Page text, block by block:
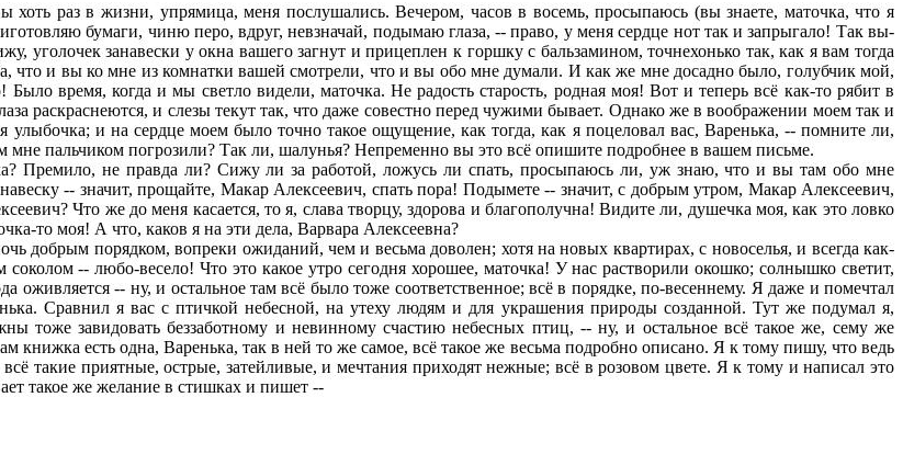
хоть раз в жизни, упрямица, меня послушались. Вечером, часов в восемь, просыпаюсь (вы знаете, маточка, что я
бумаги, чиню перо, вдруг, невзначай, подымаю глаза, -- право, у меня сердце нот так и запрыгало! Так вы-
уголочек занавески у окна вашего загнут и прицеплен к горшку с бальзамином, точнехонько так, как я вам тогда
что и вы ко мне из комнатки вашей смотрели, что и вы обо мне думали. И как же мне досадно было, голубчик мой,
время, когда и мы светло видели, маточка. Не радость старость, родная моя! Вот и теперь всё как-то рябит в
раскраснеются, и слезы текут так, что даже совестно перед чужими бывает. Однако же в воображении моем так и
улыбочка; и на сердце моем было точно такое ощущение, как тогда, как я поцеловал вас, Варенька, -- помните ли,
мне пальчиком погрозили? Так ли, шалунья? Непременно вы это всё опишите подробнее в вашем письме.
Премило, не правда ли? Сижу ли за работой, ложусь ли спать, просыпаюсь ли, уж знаю, что и вы там обо мне
-- значит, прощайте, Макар Алексеевич, спать пора! Подымете -- значит, с добрым утром, Макар Алексеевич,
Что же до меня касается, то я, слава творцу, здорова и благополучна! Видите ли, душечка моя, как это ловко
то моя! А что, каков я на эти дела, Варвара Алексеевна?
добрым порядком, вопреки ожиданий, чем и весьма доволен; хотя на новых квартирах, с новоселья, и всегда как-
-- любо-весело! Что это какое утро сегодня хорошее, маточка! У нас растворили окошко; солнышко светит,
-- ну, и остальное там всё было тоже соответственное; всё в порядке, по-весеннему. Я даже и помечтал
Сравнил я вас с птичкой небесной, на утеху людям и для украшения природы созданной. Тут же подумал я,
тоже завидовать беззаботному и невинному счастию небесных птиц, -- ну, и остальное всё такое же, сему же
книжка есть одна, Варенька, так в ней то же самое, всё такое же весьма подробно описано. Я к тому пишу, что ведь
такие приятные, острые, затейливые, и мечтания приходят нежные; всё в розовом цвете. Я к тому и написал это
такое же желание в стишках и пишет --